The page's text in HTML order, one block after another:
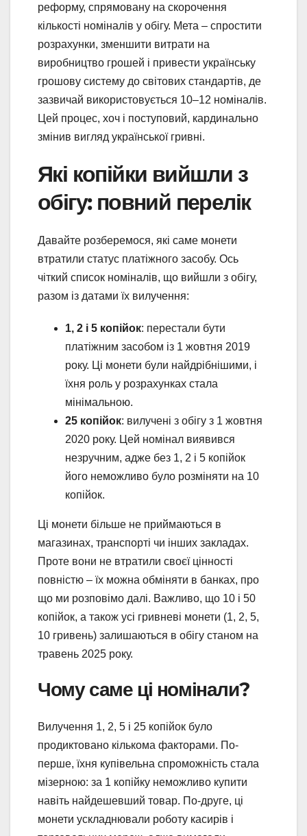
реформу, спрямовану на скорочення
кількості номіналів у обігу. Мета – спростити
розрахунки, зменшити витрати на
виробництво грошей і привести українську
грошову систему до світових стандартів, де
зазвичай використовується 10–12 номіналів.
Цей процес, хоч і поступовий, кардинально
змінив вигляд української гривні.
Які копійки вийшли з
обігу: повний перелік
Давайте розберемося, які саме монети
втратили статус платіжного засобу. Ось
чіткий список номіналів, що вийшли з обігу,
разом із датами їх вилучення:
1, 2 і 5 копійок: перестали бути
платіжним засобом із 1 жовтня 2019
року. Ці монети були найдрібнішими, і
їхня роль у розрахунках стала
мінімальною.
25 копійок: вилучені з обігу з 1 жовтня
2020 року. Цей номінал виявився
незручним, адже без 1, 2 і 5 копійок
його неможливо було розміняти на 10
копійок.
Ці монети більше не приймаються в
магазинах, транспорті чи інших закладах.
Проте вони не втратили своєї цінності
повністю – їх можна обміняти в банках, про
що ми розповімо далі. Важливо, що 10 і 50
копійок, а також усі гривневі монети (1, 2, 5,
10 гривень) залишаються в обігу станом на
травень 2025 року.
Чому саме ці номінали?
Вилучення 1, 2, 5 і 25 копійок було
продиктовано кількома факторами. По-
перше, їхня купівельна спроможність стала
мізерною: за 1 копійку неможливо купити
навіть найдешевший товар. По-друге, ці
монети ускладнювали роботу касирів і